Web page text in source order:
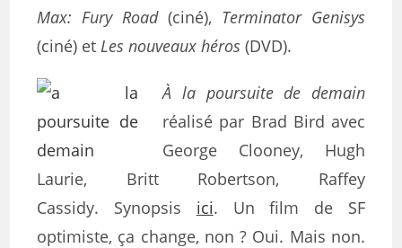
Max: Fury Road(ciné), Terminator Genisys
(ciné) etLes nouveaux héros (DVD).
À la poursuite de demain
réalisé par Brad Bird avec
George Clooney, Hugh
Laurie, Britt Robertson, Raffey
Cassidy. Synopsis ici. Un film de SF
optimiste, ça change, non ? Oui. Mais non.